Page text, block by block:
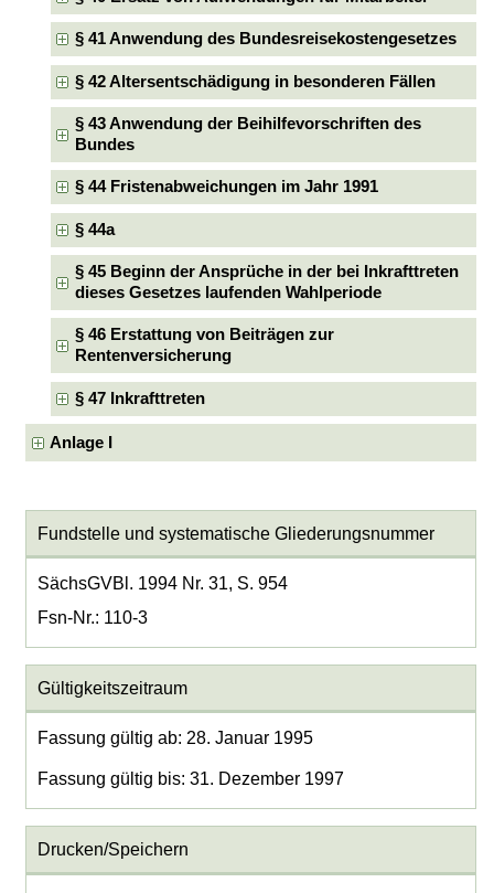
§ 41 Anwendung des Bundesreisekostengesetzes
§ 42 Altersentschädigung in besonderen Fällen
§ 43 Anwendung der Beihilfevorschriften des
Bundes
§ 44 Fristenabweichungen im Jahr 1991
§ 44a
§ 45 Beginn der Ansprüche in der bei Inkrafttreten
dieses Gesetzes laufenden Wahlperiode
§ 46 Erstattung von Beiträgen zur
Rentenversicherung
§ 47 Inkrafttreten
Anlage I
Fundstelle und systematische Gliederungsnummer
SächsGVBl. 1994 Nr. 31, S. 954
Fsn-Nr.: 110-3
Gültigkeitszeitraum
Fassung gültig ab: 28. Januar 1995
Fassung gültig bis: 31. Dezember 1997
Drucken/Speichern